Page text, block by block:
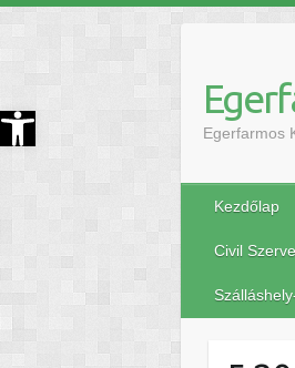
Eszköztár megnyitása
Egerfarmos
Kezdőlap
Civil